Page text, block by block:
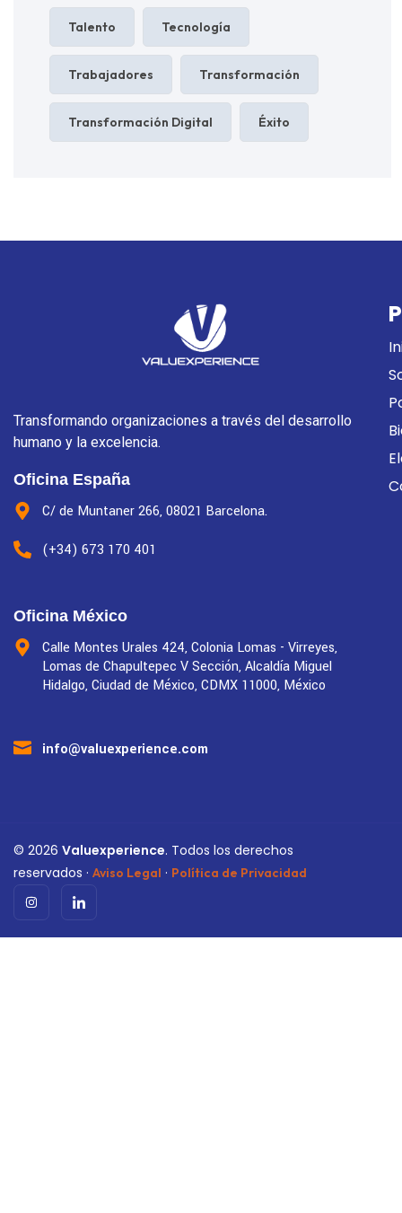
Talento Tecnología
Trabajadores Transformación
Transformación Digital Éxito
Transformando organizaciones a través del desarrollo
humano y la excelencia.
Oficina España
C/ de Muntaner 266, 08021 Barcelona.
(+34) 673 170 401
Oficina México
Calle Montes Urales 424, Colonia Lomas - Virreyes,
Lomas de Chapultepec V Sección, Alcaldía Miguel
Hidalgo, Ciudad de México, CDMX 11000, México
info@valuexperience.com
© 2026 Valuexperience. Todos los derechos
reservados · Aviso Legal · Política de Privacidad